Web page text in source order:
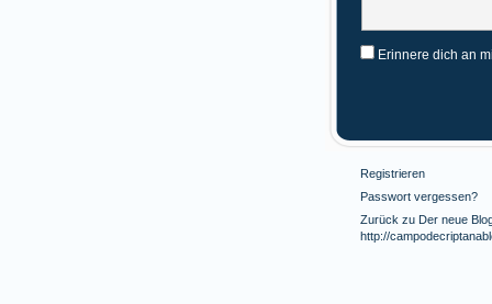
Erinnere dich an
Registrieren
Passwort vergessen?
Zurück zu Der neue
http://